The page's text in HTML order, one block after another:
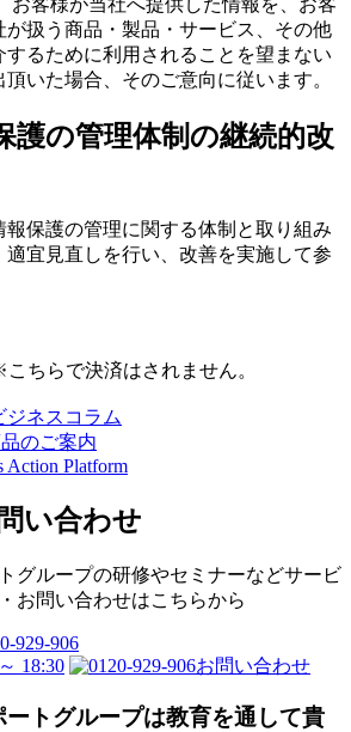
お客様が当社へ提供した情報を、お客
が扱う商品・製品・サービス、その他
するために利用されることを望まない
いた場合、そのご意向に従います。
護の管理体制の継続的改
報保護の管理に関する体制と取り組み
適宜見直しを行い、改善を実施して参
ちらで決済はされません。
い合わせ
グループの研修やセミナーなどサービ
お問い合わせはこちらから
18:30 お問い合わせ
トグループは教育を通して貴